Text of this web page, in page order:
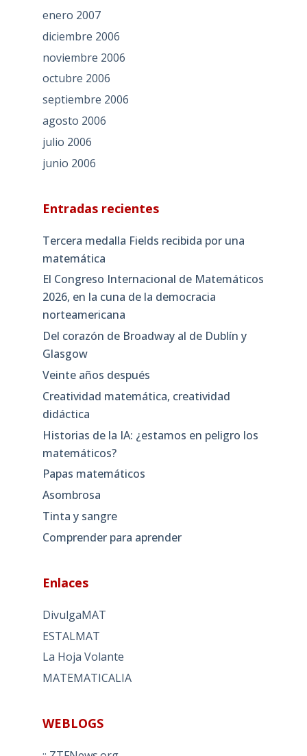
enero 2007
diciembre 2006
noviembre 2006
octubre 2006
septiembre 2006
agosto 2006
julio 2006
junio 2006
Entradas recientes
Tercera medalla Fields recibida por una
matemática
El Congreso Internacional de Matemáticos
2026, en la cuna de la democracia
norteamericana
Del corazón de Broadway al de Dublín y
Glasgow
Veinte años después
Creatividad matemática, creatividad
didáctica
Historias de la IA: ¿estamos en peligro los
matemáticos?
Papas matemáticos
Asombrosa
Tinta y sangre
Comprender para aprender
Enlaces
DivulgaMAT
ESTALMAT
La Hoja Volante
MATEMATICALIA
WEBLOGS